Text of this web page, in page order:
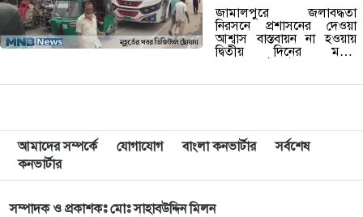
জামালপুরে জলাবদ্ধতা
নিরসনে প্রশাসনের দেওয়া
আশ্বাস বাস্তবায়ন না হওয়ায়
দ্বিতীয় দিনের মতো
প্রত্যাহার করেছে স্থানীয়রা।
আমাদের সম্পর্কে
যোগাযোগ বাংলা কনভার্টার
সর্বশেষ
কনভার্টার
সম্পাদক ও প্রকাশকঃ মোঃ সাহাবউদ্দিন মিলন